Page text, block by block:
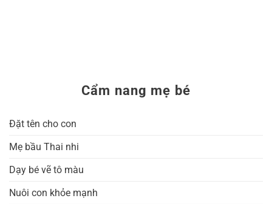
Cẩm nang mẹ bé
Đặt tên cho con
Mẹ bầu Thai nhi
Dạy bé vẽ tô màu
Nuôi con khỏe mạnh